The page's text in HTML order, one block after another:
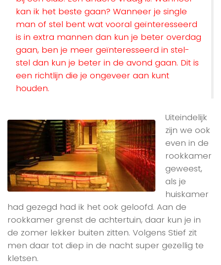
kan ik het beste gaan? Wanneer je single
man of stel bent wat vooral geïnteresseerd
is in extra mannen dan kun je beter overdag
gaan, ben je meer geïnteresseerd in stel-
stel dan kun je beter in de avond gaan. Dit is
een richtlijn die je ongeveer aan kunt
houden.
Uiteindelijk
zijn we ook
even in de
rookkamer
geweest,
als je
huiskamer
had gezegd had ik het ook geloofd. Aan de
rookkamer grenst de achtertuin, daar kun je in
de zomer lekker buiten zitten. Volgens Stief zit
men daar tot diep in de nacht super gezellig te
kletsen.